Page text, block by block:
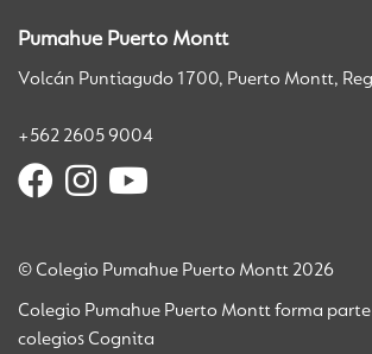
Pumahue Puerto Montt
Volcán Puntiagudo 1700, Puerto Montt,
+562 2605 9004
© Colegio Pumahue Puerto Montt 2026
Colegio Pumahue Puerto Montt forma
colegios Cognita